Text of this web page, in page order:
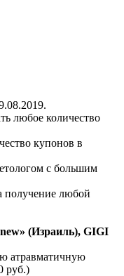
.
любое количество
купонов в
с большим
получение любой
(Израиль), GIGI
атравматичную
руб.)